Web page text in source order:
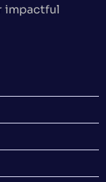
impactful